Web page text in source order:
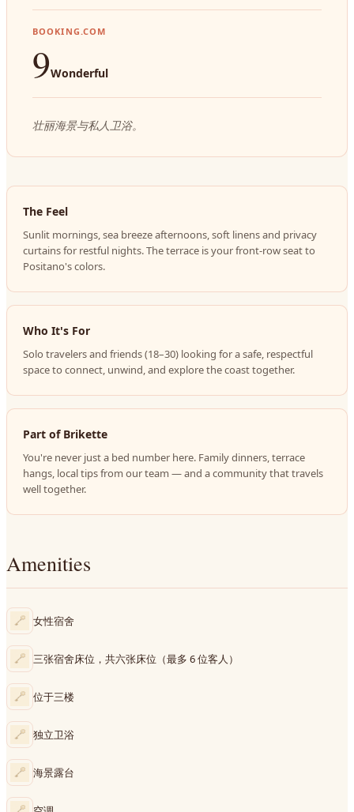
BOOKING.COM
9Wonderful
壮丽海景与私人卫浴。
The Feel
Sunlit mornings, sea breeze afternoons, soft linens and privacy
curtains for restful nights. The terrace is your front-row seat to
Positano's colors.
Who It's For
Solo travelers and friends (18–30) looking for a safe, respectful
space to connect, unwind, and explore the coast together.
Part of Brikette
You're never just a bed number here. Family dinners, terrace
hangs, local tips from our team — and a community that travels
well together.
Amenities
女性宿舍
三张宿舍床位，共六张床位（最多 6 位客人）
位于三楼
独立卫浴
海景露台